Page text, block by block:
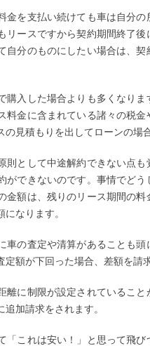
金を支払い続けても車は自分
リースですから契約期間終了
自分のものにしたい場合は、
購入した場合よりも多くなり
料金に含まれている諸々の税
見積もりを出してローンの場
則として中途解約できない点
ができないのです。事情でど
金額は、残りのリース期間の
なります。
車の査定や清算があることも
額が下回った場合、差額を請
離に制限が設定されているこ
加請求をされます。
「これは安い！」と思って飛